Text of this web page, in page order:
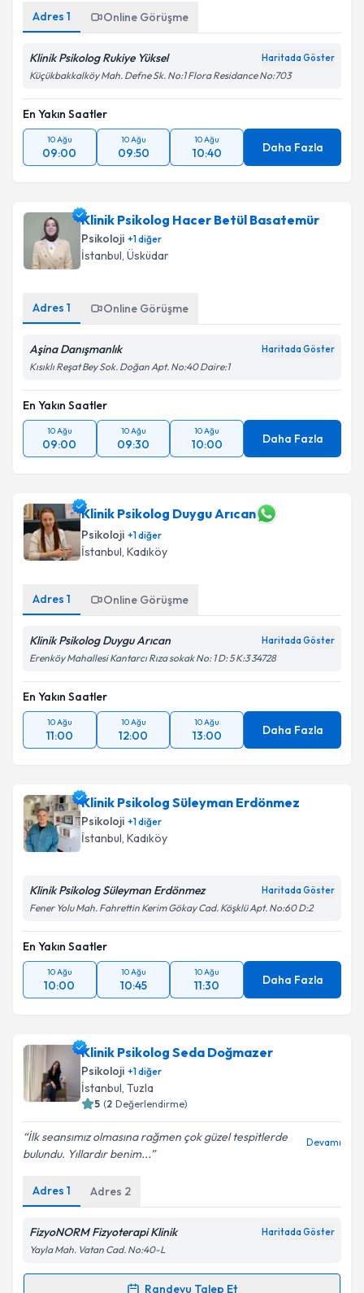
Adres 1 Online Görüşme
Klinik Psikolog Rukiye Yüksel Haritada Göster
Küçükbakkalköy Mah. Defne Sk. No:1 Flora Residance No:703
En Yakın Saatler
10 Ağu
09:00
10 Ağu
09:50
10 Ağu
10:40 Daha Fazla
Klinik Psikolog Hacer Betül Basatemür
Psikoloji +1diğer
İstanbul, Üsküdar
Adres 1 Online Görüşme
Aşina Danışmanlık Haritada Göster
Kısıklı Reşat Bey Sok. Doğan Apt. No:40 Daire:1
En Yakın Saatler
10 Ağu
09:00
10 Ağu
09:30
10 Ağu
10:00 Daha Fazla
Klinik Psikolog Duygu Arıcan
Psikoloji +1diğer
İstanbul, Kadıköy
Adres 1 Online Görüşme
Klinik Psikolog Duygu Arıcan Haritada Göster
Erenköy Mahallesi Kantarcı Rıza sokak No: 1 D: 5 K:3 34728
En Yakın Saatler
10 Ağu
11:00
10 Ağu
12:00
10 Ağu
13:00 Daha Fazla
Klinik Psikolog Süleyman Erdönmez
Psikoloji +1diğer
İstanbul, Kadıköy
Klinik Psikolog Süleyman Erdönmez Haritada Göster
Fener Yolu Mah. Fahrettin Kerim Gökay Cad. Köşklü Apt. No:60 D:2
En Yakın Saatler
10 Ağu
10:00
10 Ağu
10:45
10 Ağu
11:30 Daha Fazla
Klinik Psikolog Seda Doğmazer
Psikoloji +1diğer
İstanbul, Tuzla
5 (2 Değerlendirme)
İlk seansımız olmasına rağmen çok güzel tespitlerde
bulundu. Yıllardır benim...
Devamı
Adres 1 Adres 2
FizyoNORM Fizyoterapi Klinik Haritada Göster
Yayla Mah. Vatan Cad. No:40-L
Randevu Talep Et